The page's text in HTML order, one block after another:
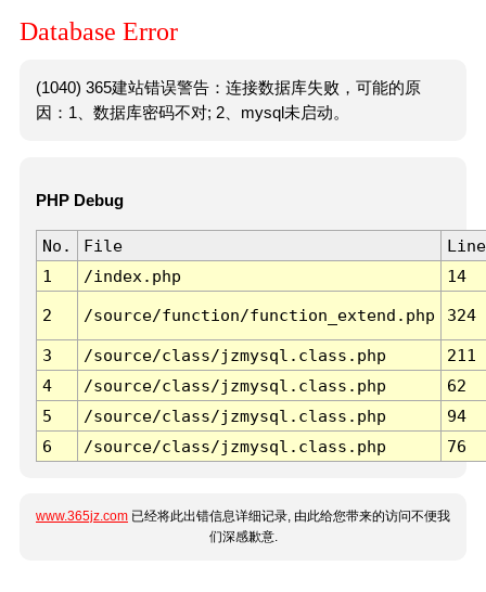
Database Error
(1040) 365建站错误警告：连接数据库失败，可能的原
因：1、数据库密码不对; 2、mysql未启动。
PHP Debug
No. File
Line
1
/index.php 14
2 /source/function/function_extend.php 324
3 /source/class/jzmysql.class.php
211
4
/source/class/jzmysql.class.php
62
5
/source/class/jzmysql.class.php
94
6
/source/class/jzmysql.class.php 76
www.365jz.com 已经将此出错信息详细记录, 由此给您带来的访问不便我
们深感歉意.